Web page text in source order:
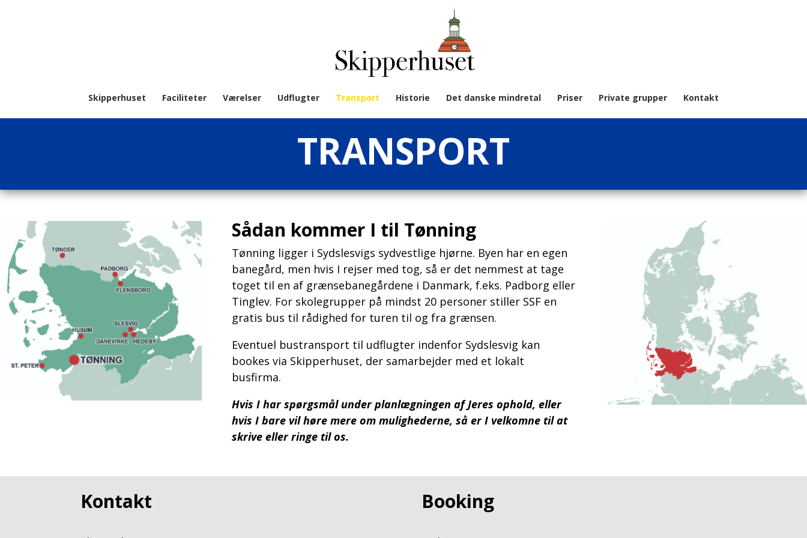
Skipperhuset Faciliteter Værelser Udflugter Transport Historie Det danske mindretal Priser Private grupper Kontakt
TRANSPORT
Sådan kommer I til Tønning
Tønning ligger i Sydslesvigs sydvestlige hjørne. Byen har en egen
banegård, men hvis I rejser med tog, så er det nemmest at tage
toget til en af grænsebanegårdene i Danmark, f.eks. Padborg eller
Tinglev. For skolegrupper på mindst 20 personer stiller SSF en
gratis bus til rådighed for turen til og fra grænsen.
Eventuel bustransport til udflugter indenfor Sydslesvig kan
bookes via Skipperhuset, der samarbejder med et lokalt
busfirma.
Hvis I har spørgsmål under planlægningen af Jeres ophold, eller
hvis I bare vil høre mere om mulighederne, så er I velkomne til at
skrive eller ringe til os.
Kontakt Booking